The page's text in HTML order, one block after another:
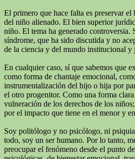
El primero que hace falta es preservar
del niño alienado. El bien superior
niño. El tema ha generado controversia.
síndrome, que ha sido discutida y no
de la ciencia y del mundo institucional y
En cualquier caso, sí que sabemos que
como forma de chantaje emocional,
instrumentalización del hijo o hija por
el otro progenitor. Como una forma
vulneración de los derechos de los
por el impacto que tiene en el menor y
Soy politólogo y no psicólogo, ni
todo, soy un ser humano. Por lo tanto,
preocupar el fenómeno desde el punto